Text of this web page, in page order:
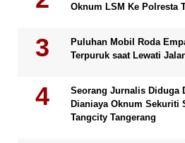
Oknum LSM Ke Polresta
Puluhan Mobil Roda
Terpuruk saat Lewati
Seorang Jurnalis Diduga
Dianiaya Oknum Sekuriti
Tangcity Tangerang